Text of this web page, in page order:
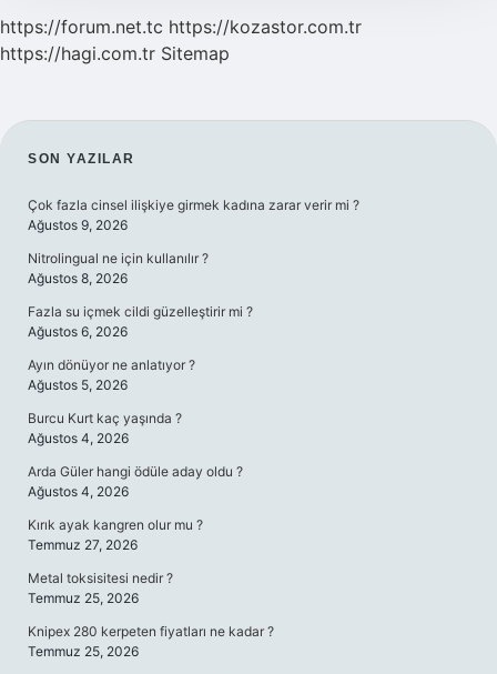
https://forum.net.tc https://kozastor.com.tr
https://hagi.com.tr Sitemap
SIDEBAR
SON YAZILAR
Çok fazla cinsel ilişkiye girmek kadına zarar verir mi ?
Ağustos 9, 2026
Nitrolingual ne için kullanılır ?
Ağustos 8, 2026
Fazla su içmek cildi güzelleştirir mi ?
Ağustos 6, 2026
Ayın dönüyor ne anlatıyor ?
Ağustos 5, 2026
Burcu Kurt kaç yaşında ?
Ağustos 4, 2026
Arda Güler hangi ödüle aday oldu ?
Ağustos 4, 2026
Kırık ayak kangren olur mu ?
Temmuz 27, 2026
Metal toksisitesi nedir ?
Temmuz 25, 2026
Knipex 280 kerpeten fiyatları ne kadar ?
Temmuz 25, 2026